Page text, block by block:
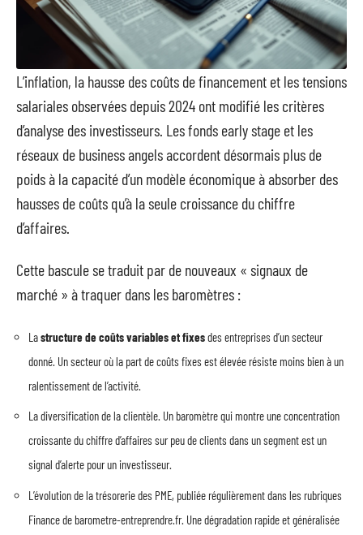
L’inflation, la hausse des coûts de financement et les tensions
salariales observées depuis 2024 ont modifié les critères
d’analyse des investisseurs. Les fonds early stage et les
réseaux de business angels accordent désormais plus de
poids à la capacité d’un modèle économique à absorber des
hausses de coûts qu’à la seule croissance du chiffre
d’affaires.
Cette bascule se traduit par de nouveaux « signaux de
marché » à traquer dans les baromètres :
Lastructure de coûts variables et fixesdes entreprises d’un secteur
donné. Un secteur où la part de coûts fixes est élevée résiste moins bien à un
ralentissement de l’activité.
La diversification de la clientèle. Un baromètre qui montre une concentration
croissante du chiffre d’affaires sur peu de clients dans un segment est un
signal d’alerte pour un investisseur.
L’évolution de la trésorerie des PME, publiée régulièrement dans les rubriques
Finance de barometre-entreprendre.fr. Une dégradation rapide et généralisée